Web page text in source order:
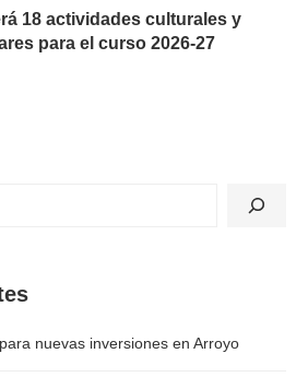
18 actividades culturales y
para el curso 2026-27
nuevas inversiones en Arroyo